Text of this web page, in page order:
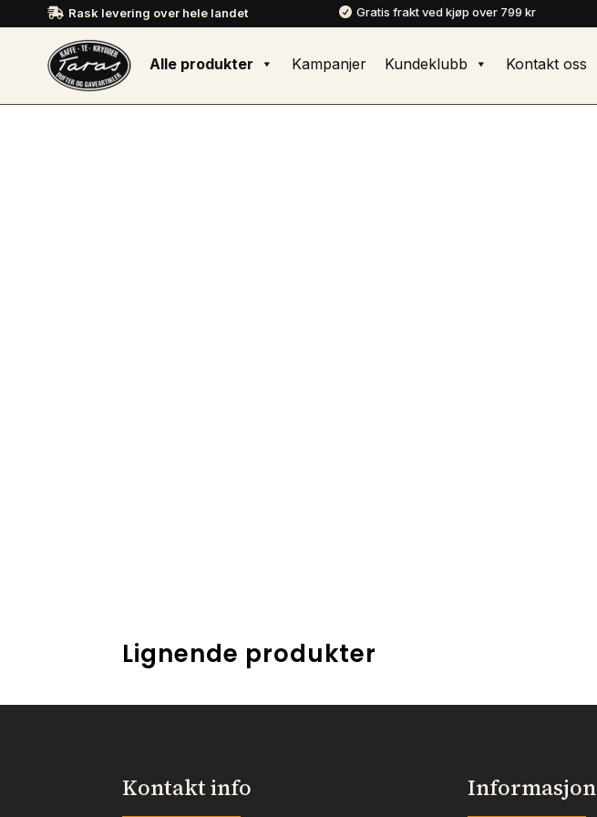
 Rask levering over hele landet  Gratis frakt ved kjøp over 799 kr
Alle produkter Kampanjer Kundeklubb Kontakt oss
Lignende produkter
Kontakt info Informasjon